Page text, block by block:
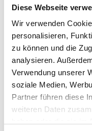
Diese Webseite
Wir verwenden
personalisieren,
zu können und die
analysieren.
Verwendung unserer
soziale Medien,
Partner führen diese
weiteren Daten